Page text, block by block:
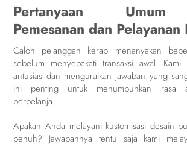
Pertanyaan Umum
Pemesanan dan
Calon pelanggan kerap menanyakan
sebelum menyepakati transaksi awal. Kami
antusias dan menguraikan jawaban yang
ini penting untuk menumbuhkan rasa
berbelanja.
Apakah Anda melayani kustomisasi desain
penuh? Jawabannya tentu saja kami